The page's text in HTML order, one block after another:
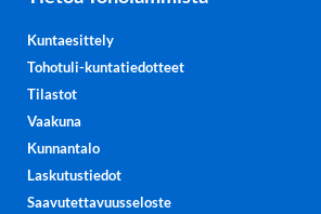
Kuntaesittely
Tohotuli-kuntatiedotteet
Tilastot
Vaakuna
Kunnantalo
Laskutustiedot
Saavutettavuusseloste